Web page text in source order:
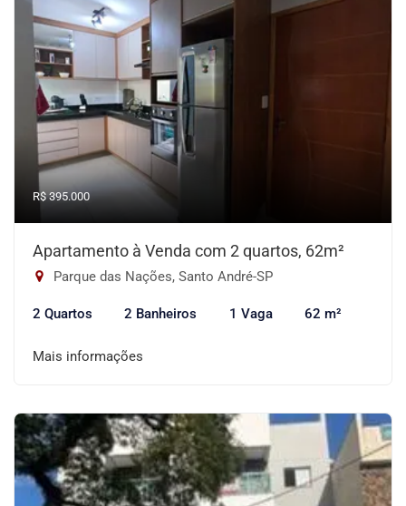
R$ 395.000
Apartamento à Venda com 2 quartos, 62m²
Parque das Nações, Santo André-SP
2 Quartos 2 Banheiros 1 Vaga 62 m²
Mais informações